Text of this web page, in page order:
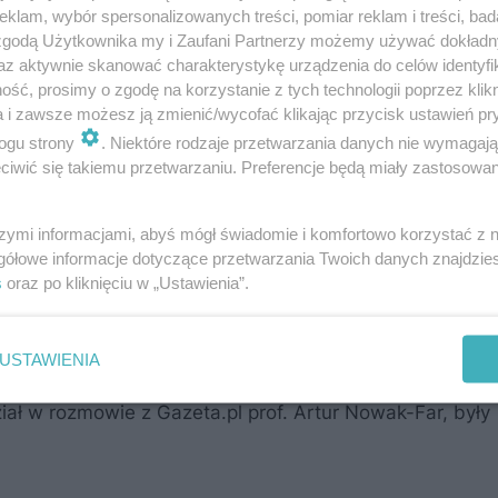
o akceptacji KPO podkreślała, że Polska musi
Odbudowy, zostały osiągnięte "kamienie
w Polsce. To nie jedyny problem, ale brak
wszystkim sytuacji w polskim sądownictwie.
poziomu zabezpieczenia pieniędzy przed
w rozmowie z Gazeta.pl prof. Artur Nowak-Far, były
wybór spersonalizowanych treści, pomiar reklam i treści,
Użytkownika my i Zaufani Partnerzy możemy używać
aktywnie skanować charakterystykę urządzenia do celów
prosimy o zgodę na korzystanie z tych technologii poprzez
i zawsze możesz ją zmienić/wycofać klikając przycisk ustawień
strony
. Niektóre rodzaje przetwarzania danych nie
się takiemu przetwarzaniu. Preferencje będą miały
informacjami, abyś mógł świadomie i komfortowo korzystać z
informacje dotyczące przetwarzania Twoich danych
oraz po kliknięciu w „Ustawienia”.
USTAWIENIA